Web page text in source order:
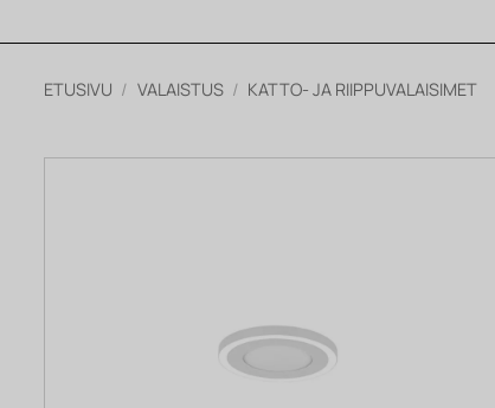
ETUSIVU / VALAISTUS / KATTO- JA RIIPPUVALAISIMET